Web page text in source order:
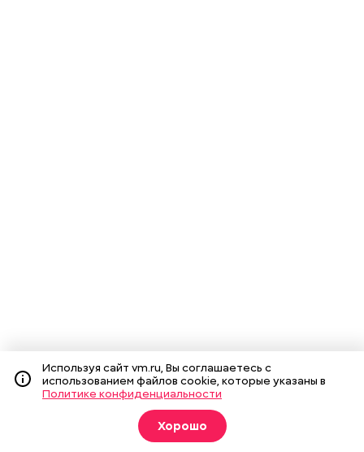
Используя сайт vm.ru, Вы соглашаетесь с
использованием файлов cookie, которые указаны в
Политике конфиденциальности
Хорошо